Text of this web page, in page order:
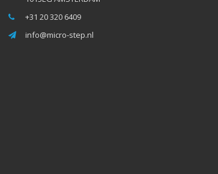
+31 20 320 6409
info@micro-step.nl